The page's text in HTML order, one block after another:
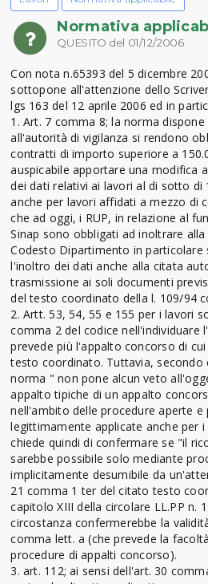
Normativa
QUESITO del 01/12/2006
Con nota n.65393 del 5 dicembre
sottopone all'attenzione dello
lgs 163 del 12 aprile 2006 ed in
1. Art. 7 comma 8; la norma
all'autorità di vigilanza si rendono
contratti di importo superiore a
auspicabile apportare una modifica
dei dati relativi ai lavori al di sotto di
anche per lavori affidati a mezzo di
che ad oggi, i RUP, in relazione al
Sinap sono obbligati ad inoltrare
Codesto Dipartimento in particolare
l'inoltro dei dati anche alla citata
trasmissione ai soli documenti
del testo coordinato della l. 109/94
2. Artt. 53, 54, 55 e 155 per i lavori
comma 2 del codice nell'individuare
prevede più l'appalto concorso di
testo coordinato. Tuttavia,
norma " non pone alcun veto
appalto tipiche di un appalto
nell'ambito delle procedure aperte e
legittimamente applicate anche per
chiede quindi di confermare se "il
sarebbe possibile solo mediante
implicitamente desumibile da
21 comma 1 ter del citato testo
capitolo XIII della circolare LL.PP n.
circostanza confermerebbe la
comma lett. a (che prevede la
procedure di appalti concorso).
3. art. 112; ai sensi dell'art. 30